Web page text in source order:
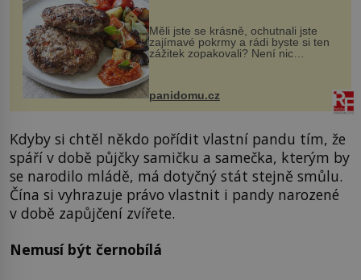
Měli jste se krásně, ochutnali jste
zajímavé pokrmy a rádi byste si ten
zážitek zopakovali? Není nic
snazšího. Pljeskavica (10 porcí)
Možná jste ji ochutnali na dovolené v
panidomu.cz
Kdyby si chtěl někdo pořídit vlastní pandu tím, že
spáří v době půjčky samičku a samečka, kterým by
se narodilo mládě, má dotyčný stát stejně smůlu.
Čína si vyhrazuje právo vlastnit i pandy narozené
v době zapůjčení zvířete.
Nemusí být černobílá